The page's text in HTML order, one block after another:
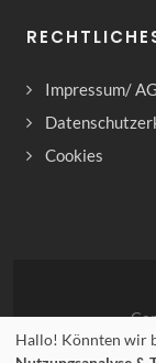
Impressum/
Cookies
Hallo! Könnten wir